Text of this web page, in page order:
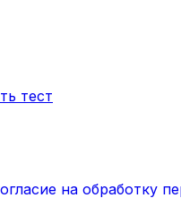
тест
на обработку